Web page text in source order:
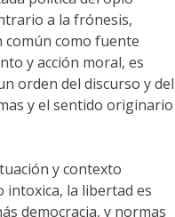
a la frónesis,
común como fuente
y acción moral, es
orden del discurso y del
y el sentido originario
y contexto
intoxica, la libertad es
democracia, y normas